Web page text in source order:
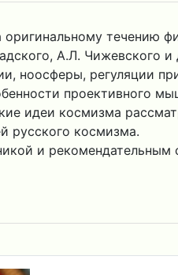
течению
А.Л. Чижевского
ноосферы, регуляции
проективного
идеи космизма
русского космизма.
и рекомендательным